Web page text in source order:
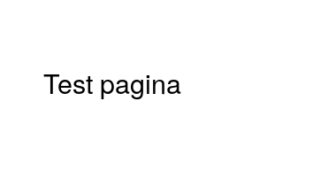
Test pagina